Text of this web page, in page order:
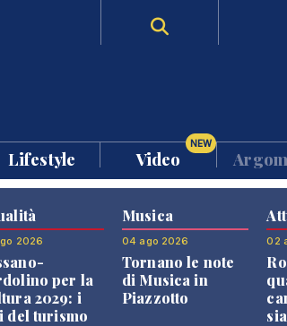
Lifestyle Video
NEW
2026
per la
2029: i
del turismo
Musica
04 ago 2026
Tornano le note
di Musica in
Piazzotto
02